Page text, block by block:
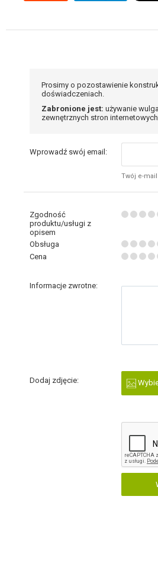
Prosimy o pozostawienie
doświadczeniach.
Zabronione jest: używanie
zewnętrznych stron
Wprowadź swój email:
Twój e-
Zgodność
produktu/usługi z
opisem
Obsługa
Cena
Informacje zwrotne:
Dodaj zdjęcie: